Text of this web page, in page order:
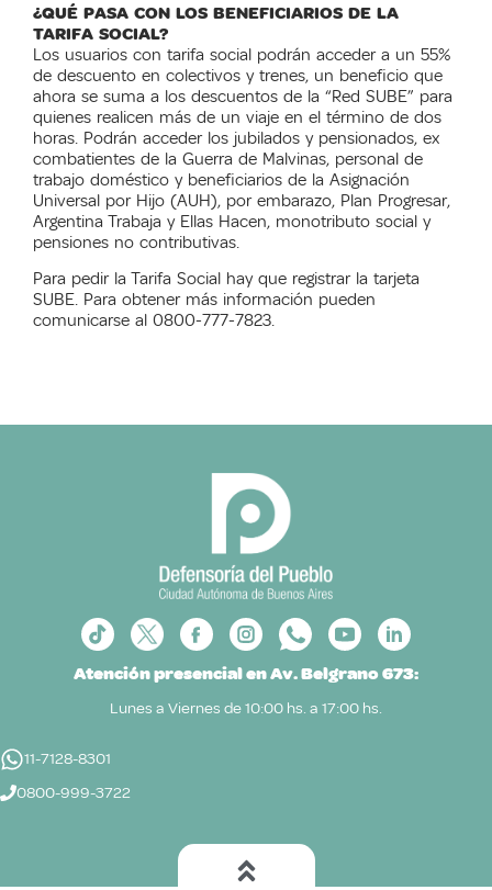
¿QUÉ PASA CON LOS BENEFICIARIOS DE LA
TARIFA SOCIAL?
Los usuarios con tarifa social podrán acceder a un 55%
de descuento en colectivos y trenes, un beneficio que
ahora se suma a los descuentos de la “Red SUBE” para
quienes realicen más de un viaje en el término de dos
horas. Podrán acceder los jubilados y pensionados, ex
combatientes de la Guerra de Malvinas, personal de
trabajo doméstico y beneficiarios de la Asignación
Universal por Hijo (AUH), por embarazo, Plan Progresar,
Argentina Trabaja y Ellas Hacen, monotributo social y
pensiones no contributivas.
Para pedir la Tarifa Social hay que registrar la tarjeta
SUBE. Para obtener más información pueden
comunicarse al 0800-777-7823.
Atención presencial en Av. Belgrano 673:
Lunes a Viernes de 10:00 hs. a 17:00 hs.
11-7128-8301
0800-999-3722